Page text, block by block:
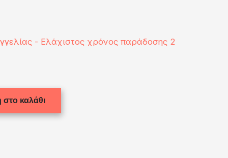
- Ελάχιστος χρόνος παράδοσης 2
καλάθι